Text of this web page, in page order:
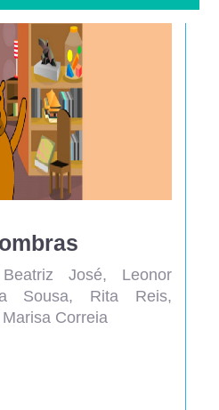
José, Leonor
Sousa, Rita Reis,
Correia